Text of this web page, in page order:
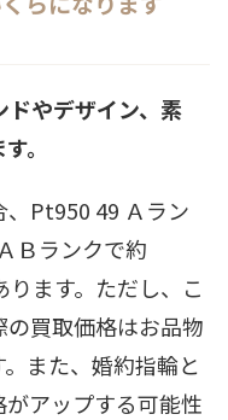
やデザイン、素
。
、Pt950 49 Ａラン
Ｂランクで約
ます。ただし、こ
買取価格はお品物
また、婚約指輪と
アップする可能性